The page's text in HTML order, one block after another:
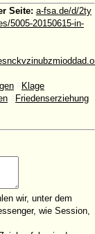
Seite: a-fsa.de/d/2ty
5005-20150615-in-
Klage
Friedenserziehung
wir, unter dem
wie Session,